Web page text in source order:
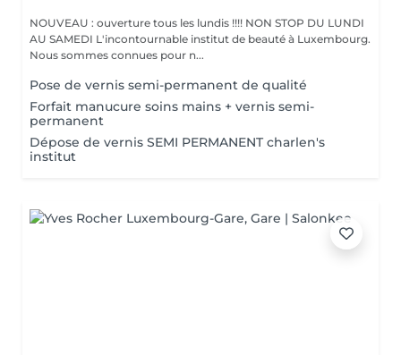
NOUVEAU : ouverture tous les lundis !!!! NON STOP DU LUNDI
AU SAMEDI L'incontournable institut de beauté à Luxembourg.
Nous sommes connues pour n...
Pose de vernis semi-permanent de qualité
Forfait manucure soins mains + vernis semi-
permanent
Dépose de vernis SEMI PERMANENT charlen's
institut